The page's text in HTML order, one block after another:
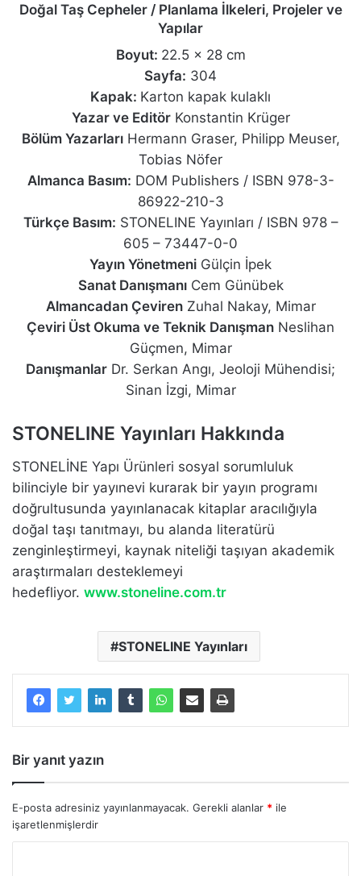
Doğal Taş Cepheler / Planlama İlkeleri, Projeler ve
Yapılar
Boyut: 22.5 x 28 cm
Sayfa: 304
Kapak: Karton kapak kulaklı
Yazar ve EditörKonstantin Krüger
Bölüm YazarlarıHermann Graser, Philipp Meuser,
Tobias Nöfer
Almanca Basım: DOM Publishers / ISBN 978-3-
86922-210-3
Türkçe Basım: STONELINE Yayınları / ISBN 978 –
605 – 73447-0-0
Yayın Yönetmeni Gülçin İpek
Sanat DanışmanıCem Günübek
Almancadan ÇevirenZuhal Nakay, Mimar
Çeviri Üst Okuma ve Teknik Danışman Neslihan
Güçmen, Mimar
Danışmanlar Dr. Serkan Angı, Jeoloji Mühendisi;
Sinan İzgi, Mimar
STONELINE Yayınları Hakkında
STONELİNE Yapı Ürünleri sosyal sorumluluk
bilinciyle bir yayınevi kurarak bir yayın programı
doğrultusunda yayınlanacak kitaplar aracılığıyla
doğal taşı tanıtmayı, bu alanda literatürü
zenginleştirmeyi, kaynak niteliği taşıyan akademik
araştırmaları desteklemeyi
hedefliyor. www.stoneline.com.tr
STONELINE Yayınları
Bir yanıt yazın
E-posta adresiniz yayınlanmayacak. Gerekli alanlar * ile
işaretlenmişlerdir